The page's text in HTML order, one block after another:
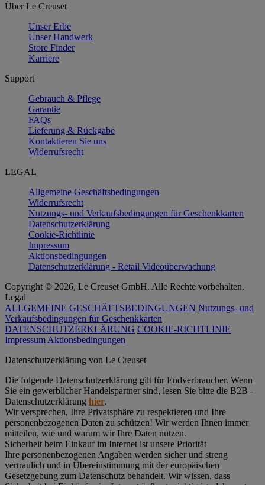
Über Le Creuset
Unser Erbe
Unser Handwerk
Store Finder
Karriere
Support
Gebrauch & Pflege
Garantie
FAQs
Lieferung & Rückgabe
Kontaktieren Sie uns
Widerrufsrecht
LEGAL
Allgemeine Geschäftsbedingungen
Widerrufsrecht
Nutzungs- und Verkaufsbedingungen für Geschenkkarten
Datenschutzerklärung
Cookie-Richtlinie
Impressum
Aktionsbedingungen
Datenschutzerklärung - Retail Videoüberwachung
Copyright © 2026, Le Creuset GmbH. Alle Rechte vorbehalten.
Legal
ALLGEMEINE GESCHÄFTSBEDINGUNGEN Nutzungs- und
Verkaufsbedingungen für Geschenkkarten
DATENSCHUTZERKLÄRUNG COOKIE-RICHTLINIE
Impressum Aktionsbedingungen
Datenschutz­erklärung von Le Creuset
Die folgende Datenschutzerklärung gilt für Endverbraucher. Wenn
Sie ein gewerblicher Handelspartner sind, lesen Sie bitte die B2B -
Datenschutzerklärung hier.
Wir versprechen, Ihre Privatsphäre zu respektieren und Ihre
personenbezogenen Daten zu schützen! Wir werden Ihnen immer
mitteilen, wie und warum wir Ihre Daten nutzen.
Sicherheit beim Einkauf im Internet ist unsere Priorität
Ihre personenbezogenen Angaben werden sicher und streng
vertraulich und in Übereinstimmung mit der europäischen
Gesetzgebung zum Datenschutz behandelt. Wir wissen, dass